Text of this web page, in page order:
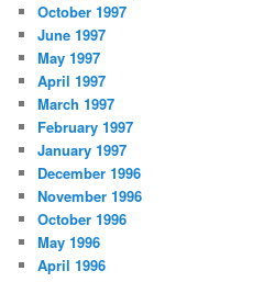
October 1997
June 1997
May 1997
April 1997
March 1997
February 1997
January 1997
December 1996
November 1996
October 1996
May 1996
April 1996